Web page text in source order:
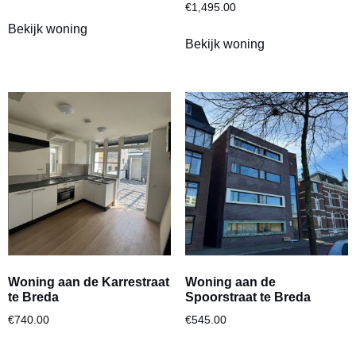
Bekijk woning
€1,495.00
Bekijk woning
Woning aan de Karrestraat
te Breda
€740.00
Woning aan de
Spoorstraat te Breda
€545.00